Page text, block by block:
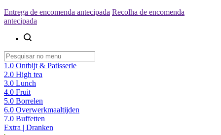
Entrega de encomenda antecipada Recolha de encomenda
antecipada
1.0 Ontbijt & Patisserie
2.0 High tea
3.0 Lunch
4.0 Fruit
5.0 Borrelen
6.0 Overwerkmaaltijden
7.0 Buffetten
Extra | Dranken